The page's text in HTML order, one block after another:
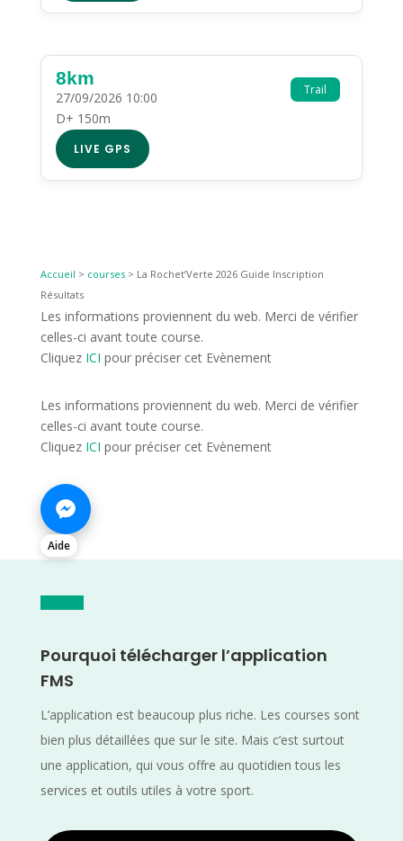
Trail
8km
27/09/2026 10:00
D+ 150m
LIVE GPS
Accueil > courses> La Rochet’Verte 2026 Guide Inscription
Résultats
Les informations proviennent du web. Merci de vérifier
celles-ci avant toute course.
Cliquez ICI pour préciser cet Evènement
Les informations proviennent du web. Merci de vérifier
celles-ci avant toute course.
Cliquez ICI pour préciser cet Evènement
Aide
Pourquoi télécharger l’application
FMS
L’application est beaucoup plus riche. Les courses sont
bien plus détaillées que sur le site. Mais c’est surtout
une application, qui vous offre au quotidien tous les
services et outils utiles à votre sport.